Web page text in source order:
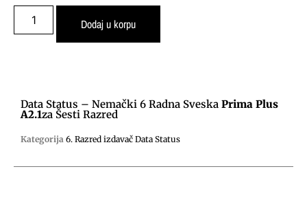
Dodaj u korpu
Data Status – Nemački 6 Radna Sveska Prima Plus
A2.1Za Šesti Razred
Kategorija 6. Razred izdavač Data Status